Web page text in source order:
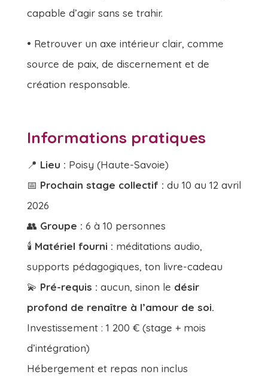
capable d’agir sans se trahir.
• Retrouver un axe intérieur clair, comme
source de paix, de discernement et de
création responsable.
Informations pratiques
📍 Lieu : Poisy (Haute-Savoie)
📅 Prochain stage collectif : du 10 au 12 avril
2026
👥 Groupe : 6 à 10 personnes
🕯️ Matériel fourni : méditations audio,
supports pédagogiques, ton livre-cadeau
💫 Pré-requis : aucun, sinon le désir
profond de renaître à l’amour de soi.
Investissement : 1 200 € (stage + mois
d’intégration)
Hébergement et repas non inclus